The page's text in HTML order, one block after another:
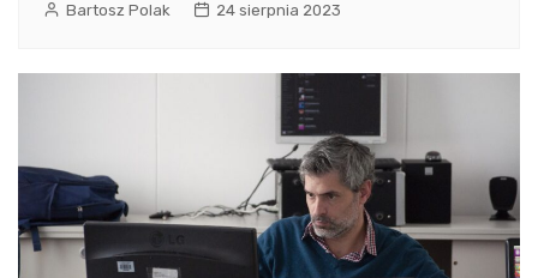
Bartosz Polak 24 sierpnia 2023